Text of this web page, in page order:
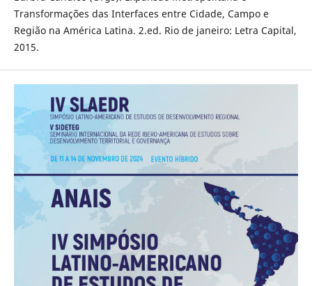
Transformações das Interfaces entre Cidade, Campo e
Região na América Latina. 2.ed. Rio de janeiro: Letra Capital,
2015.